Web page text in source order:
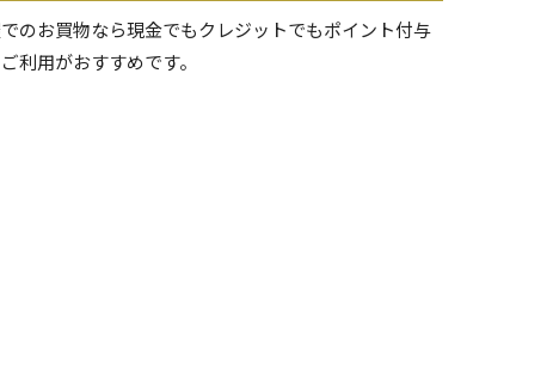
のお買物なら現金でもクレジットでもポイント付与
利用がおすすめです。